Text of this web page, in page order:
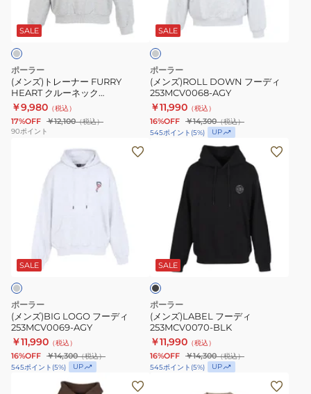
ー
FURRY
HEART
ク
ル
ー
ネ
253MCV0043-
SALE
ポーラー
(メンズ)トレーナー FURRY
HEART クルーネック
253MCV0043-HGY
￥9,980 （税込）
17%OFF ￥12,100（税込）
90ポイント
ィ
253MCV0068-
AGY
SALE
ラ
イ
ー ポーラー
(メンズ)ROLL DOWN フーディ
253MCV0068-AGY
￥11,990 （税込）
16%OFF ￥14,300（税込）
545ポイント (5%) UP
ィ
253MCV0069-
AGY
SALE
ポーラー
(メンズ)BIG LOGO フーディ
253MCV0069-AGY
￥11,990 （税込）
16%OFF ￥14,300（税込）
545ポイント (5%) UP
ズ)LABEL
253MCV0070-
BLK
SALE
ブ
ラ
ポーラー
(メンズ)LABEL フーディ
253MCV0070-BLK
￥11,990 （税込）
16%OFF ￥14,300（税込）
545ポイント (5%) UP